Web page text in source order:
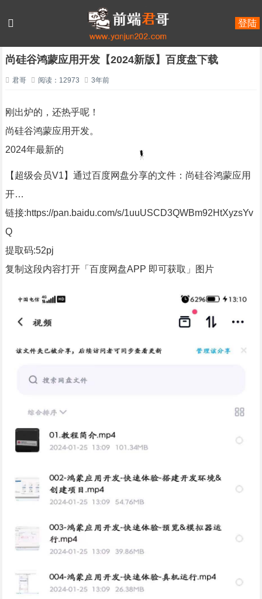
登陆
正文
尚硅谷鸿蒙应用开发【2024新版】百度盘下载
君哥 阅读：12973 3年前
刚出炉的，还热乎呢！
尚硅谷鸿蒙应用开发。
2024年最新的
【超级会员V1】通过百度网盘分享的文件：尚硅谷鸿蒙应用
开…
链接:https://pan.baidu.com/s/1uuUSCD3QWBm92HtXyzsYv
Q
提取码:52pj
复制这段内容打开「百度网盘APP 即可获取」图片